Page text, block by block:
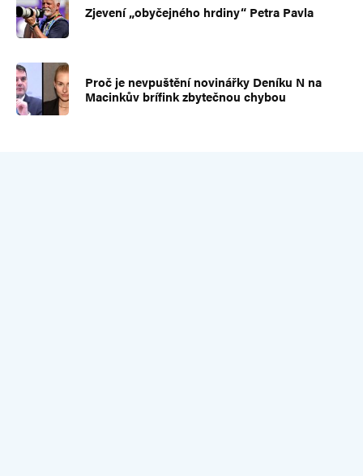
Zjevení „obyčejného hrdiny“ Petra Pavla
Proč je nevpuštění novinářky Deníku N na
Macinkův brífink zbytečnou chybou